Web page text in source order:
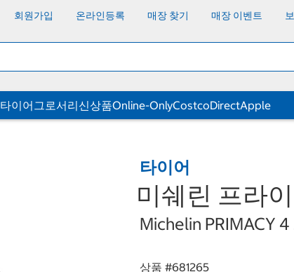
회원가입 온라인등록 매장 찾기 매장 이벤트
타이어그로서리신상품Online-OnlyCostcoDirectApple
타이어
미쉐린 프라
Michelin PRIMACY
상품 #681265